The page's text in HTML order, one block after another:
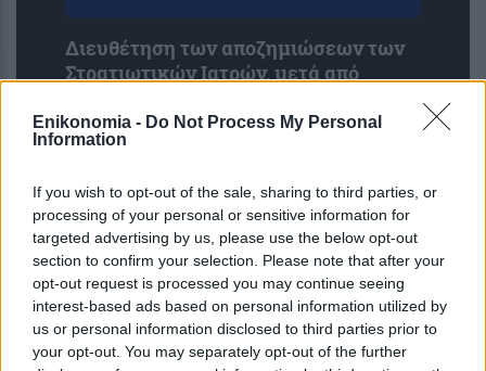
Enikonomia - Do Not Process My Personal
Information
If you wish to opt-out of the sale, sharing to third parties, or
processing of your personal or sensitive information for
targeted advertising by us, please use the below opt-out
section to confirm your selection. Please note that after your
opt-out request is processed you may continue seeing
interest-based ads based on personal information utilized by
us or personal information disclosed to third parties prior to
your opt-out. You may separately opt-out of the further
Διευθέτηση των αποζημιώσεων των
Στρατιωτικών Ιατρών, μετά από
Καρκίνος του μαστού: Νέα δεδομένα